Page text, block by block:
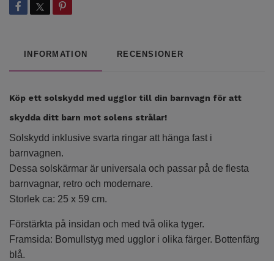
INFORMATION RECENSIONER
Köp ett solskydd med ugglor till din barnvagn för att
skydda ditt barn mot solens strålar!
Solskydd inklusive svarta ringar att hänga fast i
barnvagnen.
Dessa solskärmar är universala och passar på de flesta
barnvagnar, retro och modernare.
Storlek ca: 25 x 59 cm.
Förstärkta på insidan och med två olika tyger.
Framsida: Bomullstyg med ugglor i olika färger. Bottenfärg
blå.